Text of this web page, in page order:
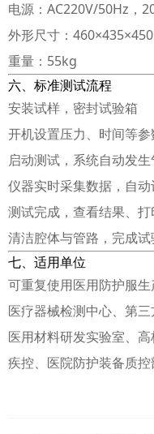
电源：AC220V/50Hz，
外形尺寸：
重量：55kg
六、标准测试流程
安装试样，密封试验箱
开机设置压力、时间等参
启动测试，系统自动发
仪器实时采集数据，自
测试完成，查看结果、
清洁腔体与管路，完成试
七、适用单位
可重复使用医用防护服生
医疗器械检测中心、第
医用材料研发实验室、
疾控、医院防护装备质控